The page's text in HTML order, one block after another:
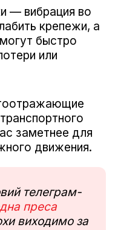
— вибрация во
крепежи, а
быстро
или
заметнее для
движения.
телеграм-
преса
виходимо за